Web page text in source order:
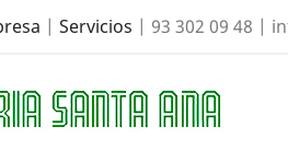
| Servicios | 93 302 09 48 |